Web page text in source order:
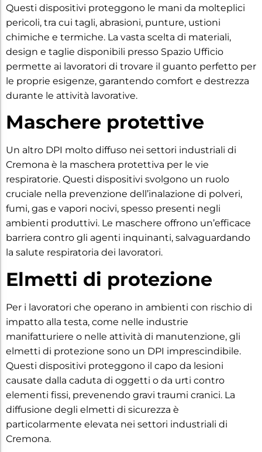
Questi dispositivi proteggono le mani da molteplici
pericoli, tra cui tagli, abrasioni, punture, ustioni
chimiche e termiche. La vasta scelta di materiali,
design e taglie disponibili presso Spazio Ufficio
permette ai lavoratori di trovare il guanto perfetto per
le proprie esigenze, garantendo comfort e destrezza
durante le attività lavorative.
Maschere protettive
Un altro DPI molto diffuso nei settori industriali di
Cremona è la maschera protettiva per le vie
respiratorie. Questi dispositivi svolgono un ruolo
cruciale nella prevenzione dell’inalazione di polveri,
fumi, gas e vapori nocivi, spesso presenti negli
ambienti produttivi. Le maschere offrono un’efficace
barriera contro gli agenti inquinanti, salvaguardando
la salute respiratoria dei lavoratori.
Elmetti di protezione
Per i lavoratori che operano in ambienti con rischio di
impatto alla testa, come nelle industrie
manifatturiere o nelle attività di manutenzione, gli
elmetti di protezione sono un DPI imprescindibile.
Questi dispositivi proteggono il capo da lesioni
causate dalla caduta di oggetti o da urti contro
elementi fissi, prevenendo gravi traumi cranici. La
diffusione degli elmetti di sicurezza è
particolarmente elevata nei settori industriali di
Cremona.